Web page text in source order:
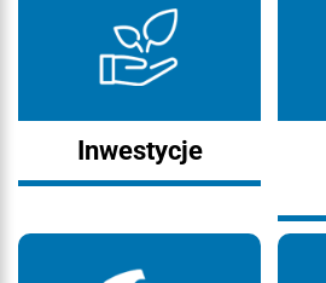
Inwestycje